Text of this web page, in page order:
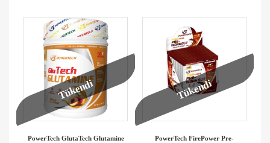
Tükendi
PowerTech GlutaTech Glutamine
Tükendi
PowerTech FirePower Pre-